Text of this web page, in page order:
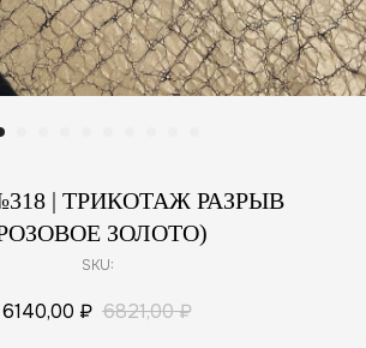
| ТРИКОТАЖ РАЗРЫВ
ЗОЛОТО)
SKU:
6140,00 ₽ 6821,00₽